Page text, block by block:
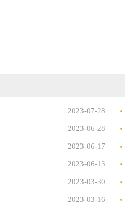
2023-07-28
2023-06-28
2023-06-17
2023-06-13
2023-03-30
2023-03-16